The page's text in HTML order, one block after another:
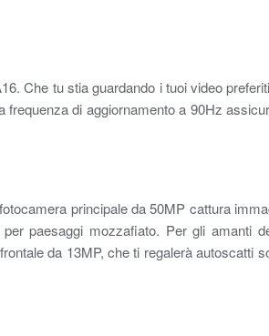
Che tu stia guardando i tuoi video
di aggiornamento a 90Hz
principale da 50MP cattura
paesaggi mozzafiato. Per gli amanti
da 13MP, che ti regalerà autoscatti